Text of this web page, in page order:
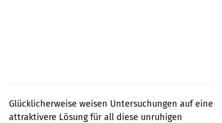
Glücklicherweise weisen Untersuchungen auf eine
attraktivere Lösung für all diese unruhigen